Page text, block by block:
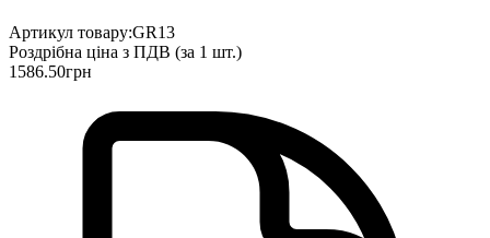
Артикул товару:GR13
Роздрібна ціна з ПДВ (за 1 шт.)
1586.50грн